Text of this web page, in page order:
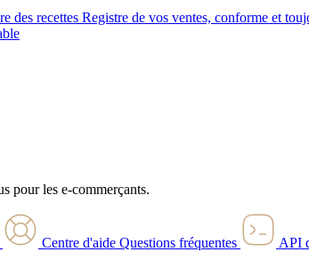
des recettes Registre de vos ventes, conforme et
pour les e-commerçants.
Centre d'aide Questions fréquentes API